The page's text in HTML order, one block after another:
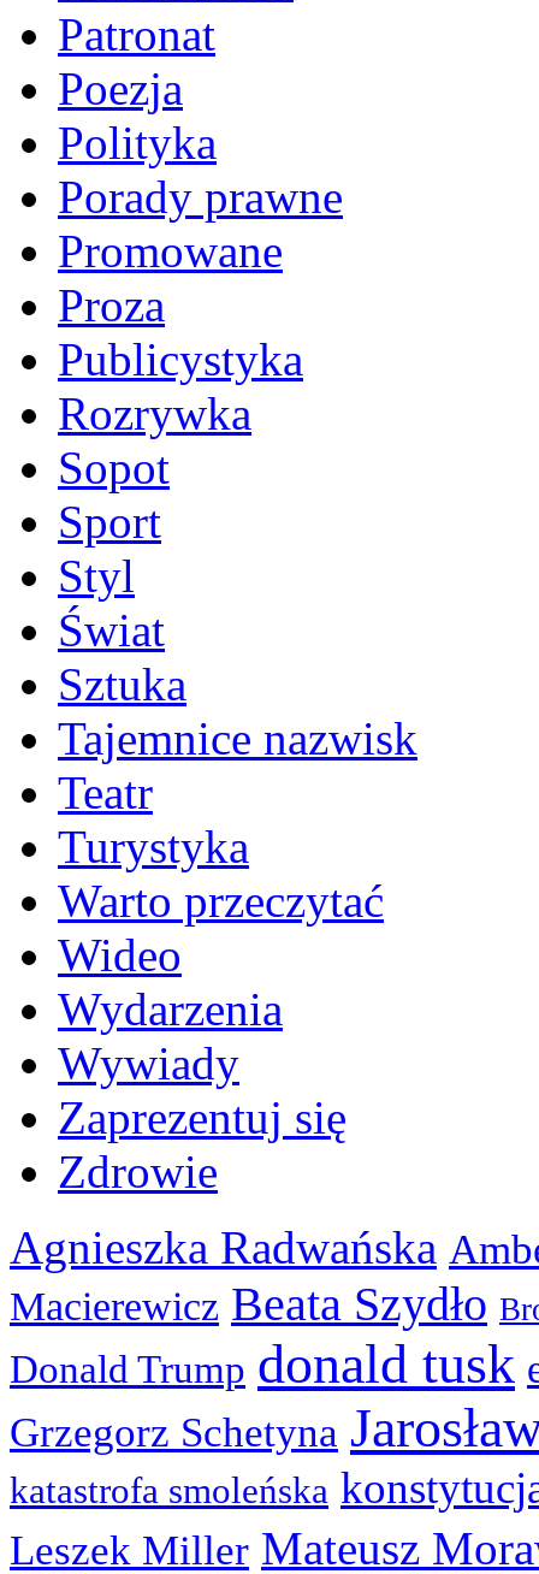
Patronat
Poezja
Polityka
Porady prawne
Promowane
Proza
Publicystyka
Rozrywka
Sopot
Sport
Styl
Świat
Sztuka
Tajemnice nazwisk
Teatr
Turystyka
Warto przeczytać
Wideo
Wydarzenia
Wywiady
Zaprezentuj się
Zdrowie
Agnieszka Radwańska
Macierewicz Beata Szydło
Donald Trump donald tusk
Grzegorz Schetyna
katastrofa smoleńska
Leszek Miller Mateusz